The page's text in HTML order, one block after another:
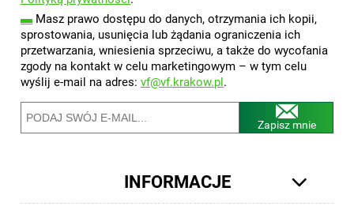
▬ Masz prawo dostępu do danych, otrzymania ich kopii,
sprostowania, usunięcia lub żądania ograniczenia ich
przetwarzania, wniesienia sprzeciwu, a także do wycofania
zgody na kontakt w celu marketingowym – w tym celu
wyślij e-mail na adres: vf@vf.krakow.pl .
Zapisz mnie
INFORMACJE